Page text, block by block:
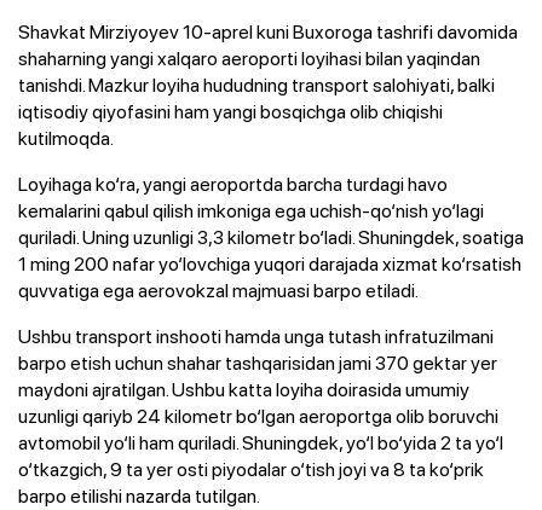
Shavkat Mirziyoyev 10-aprel kuni Buxoroga tashrifi davomida
shaharning yangi xalqaro aeroporti loyihasi bilan yaqindan
tanishdi. Mazkur loyiha hududning transport salohiyati, balki
iqtisodiy qiyofasini ham yangi bosqichga olib chiqishi
kutilmoqda.
Loyihaga ko‘ra, yangi aeroportda barcha turdagi havo
kemalarini qabul qilish imkoniga ega uchish-qo‘nish yo‘lagi
quriladi. Uning uzunligi 3,3 kilometr bo‘ladi. Shuningdek, soatiga
1 ming 200 nafar yo‘lovchiga yuqori darajada xizmat ko‘rsatish
quvvatiga ega aerovokzal majmuasi barpo etiladi.
Ushbu transport inshooti hamda unga tutash infratuzilmani
barpo etish uchun shahar tashqarisidan jami 370 gektar yer
maydoni ajratilgan. Ushbu katta loyiha doirasida umumiy
uzunligi qariyb 24 kilometr bo‘lgan aeroportga olib boruvchi
avtomobil yo‘li ham quriladi. Shuningdek, yo‘l bo‘yida 2 ta yo‘l
o‘tkazgich, 9 ta yer osti piyodalar o‘tish joyi va 8 ta ko‘prik
barpo etilishi nazarda tutilgan.